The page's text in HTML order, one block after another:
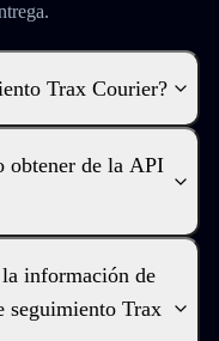
Trax Courier?
obtener de la API
información de
seguimiento Trax